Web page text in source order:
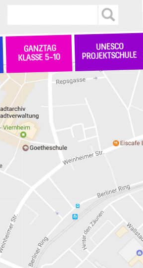
GANZTAG
KLASSE 5-10
UNESCO
PROJEKTSCHULE